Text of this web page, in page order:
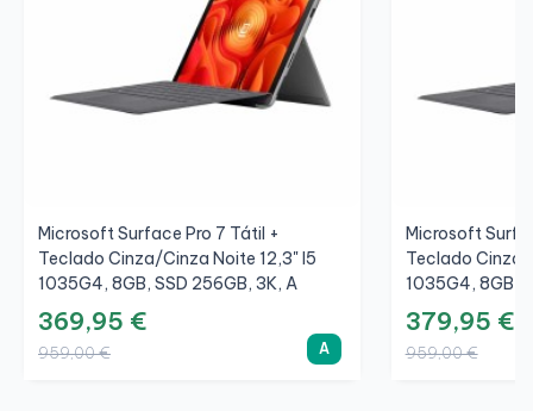
Microsoft Surface Pro 7 Tátil +
Teclado Cinza/Cinza Noite 12,3" I5
1035G4, 8GB, SSD 256GB, 3K, A
369,95 €
959,00 € A
Microsoft
Teclado Cinza/
1035G4, 8GB,
379,95 €
959,00 €